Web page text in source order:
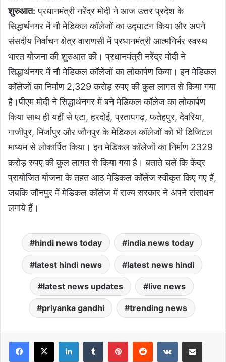
शुरुआत: प्रधानमंत्री नरेंद्र मोदी ने आज उत्तर प्रदेश के
सिद्धार्थनगर में नौ मेडिकल कॉलेजों का उद्घाटन किया और अपने
संसदीय निर्वाचन क्षेत्र वाराणसी में प्रधानमंत्री आत्मनिर्भर स्वस्थ
भारत योजना की शुरुआत की। प्रधानमंत्री नरेंद्र मोदी ने
सिद्धार्थनगर में नौ मेडिकल कॉलेजों का लोकार्पण किया। इन मेडिकल
कॉलेजों का निर्माण 2,329 करोड़ रुपए की कुल लागत से किया गया
है।पीएम मोदी ने सिद्धार्थनगर में बने मेडिकल कॉलेज का लोकार्पण
किया साथ ही यहीं से एटा, हरदोई, प्रतापगढ़, फतेहपुर, देवरिया,
गाजीपुर, मिर्जापुर और जौनपुर के मेडिकल कॉलेजों को भी डिजिटल
माध्यम से लोकार्पित किया। इन मेडिकल कॉलेजों का निर्माण 2329
करोड़ रुपए की कुल लागत से किया गया है। बताते चलें कि केंद्र
प्रायोजित योजना के तहत आठ मेडिकल कॉलेज स्वीकृत किए गए हैं,
जबकि जौनपुर में मेडिकल कॉलेज में राज्य सरकार ने अपने संसाधन
लगाये हैं।
hindi news today india news today
latest hindi news latest news hindi
latest news updates live news
priyanka gandhi trending news